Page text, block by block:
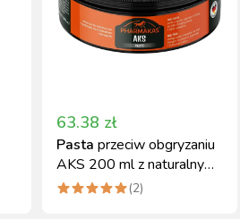
63.38 zł
Pasta przeciw obgryzaniu
AKS 200 ml z naturalnym
ekstraktem pieprzu
(2)